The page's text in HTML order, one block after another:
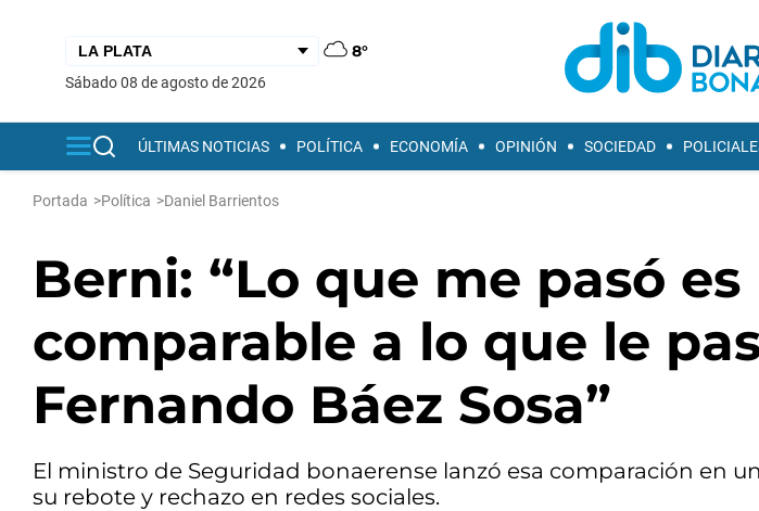
8°
sábado 08 de agosto de 2026
ÚLTIMAS NOTICIAS POLÍTICA ECONOMÍA OPINIÓN SOCIEDAD
Portada >Política >Daniel Barrientos
Berni: “Lo que me pasó es
comparable a lo que le
Fernando Báez Sosa”
El ministro de Seguridad bonaerense lanzó esa comparación en
su rebote y rechazo en redes sociales.